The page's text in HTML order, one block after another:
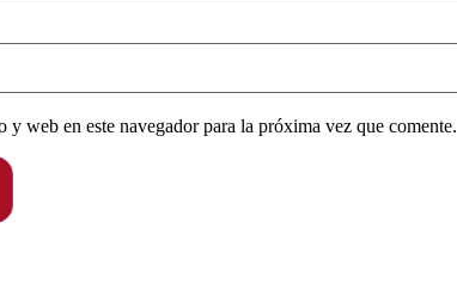
web en este navegador para la próxima vez que comente.